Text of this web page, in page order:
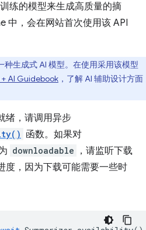
练的模型来生成高质量的摘
中，会在网站首次使用该 API
种生成式 AI 模型。在使用采用该模型
+ AI Guidebook ，了解 AI 辅助设计方面
绪，请调用异步
函数。如果对
downloadable
，请监听下载
度，因为下载可能需要一些时